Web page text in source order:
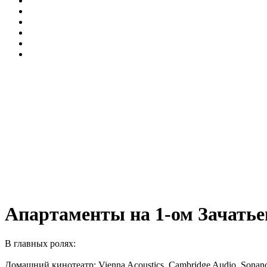
Апартаменты на 1-ом
В главных ролях:
Домашний кинотеатр: Vienna Acoustics, Cambridge Audio,